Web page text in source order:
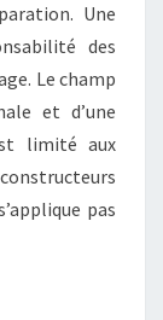
Une
des
Le champ
et d’une
limité aux
pas